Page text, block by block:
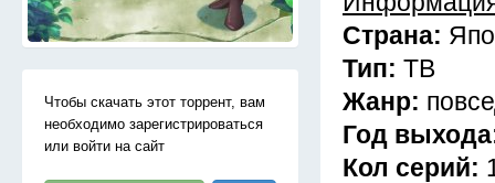
Чтобы скачать этот торрент, вам
необходимо зарегистрироваться
или войти на сайт
Страна:
Тип: ТВ
Жанр:
Год
Кол серий: